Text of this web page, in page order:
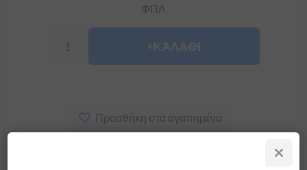
ΦΠΑ
+ΚΑΛΆΘΙ
Προσθήκη στα αγαπημένα